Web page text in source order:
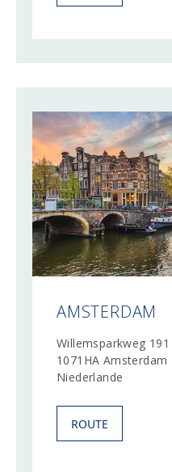
AMSTERDAM
Willemsparkweg 191
1071HA Amsterdam
Niederlande
ROUTE